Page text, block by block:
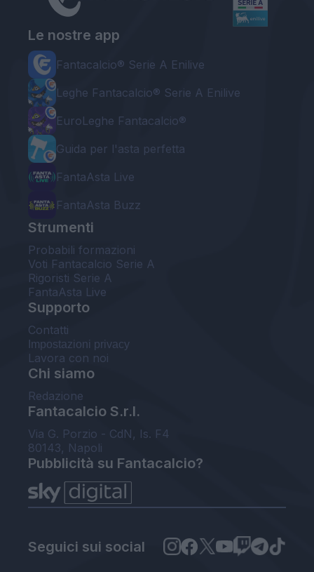
Le nostre app
Fantacalcio® Serie A Enilive
Leghe Fantacalcio® Serie A Enilive
EuroLeghe Fantacalcio®
Guida per l'asta perfetta
FantaAsta Live
FantaAsta Buzz
Strumenti
Probabili formazioni
Voti Fantacalcio Serie A
Rigoristi Serie A
FantaAsta Live
Supporto
Contatti
Impostazioni privacy
Lavora con noi
Chi siamo
Redazione
Fantacalcio S.r.l.
Via G. Porzio - CdN, Is. F4
80143, Napoli
Pubblicità su Fantacalcio?
Seguici sui social